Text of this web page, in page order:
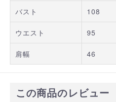
バスト 108
ウエスト 95
肩幅 46
この商品のレビュー